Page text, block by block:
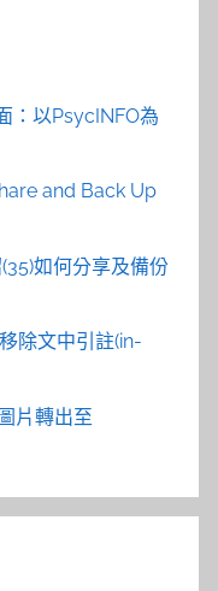
：以PsycINFO為
and Back Up
如何分享及備份
除文中引註(in-
片轉出至